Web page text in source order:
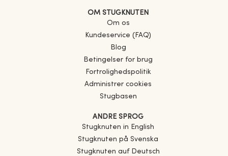
OM STUGKNUTEN
Om os
Kundeservice (FAQ)
Blog
Betingelser for brug
Fortrolighedspolitik
Administrer cookies
Stugbasen
ANDRE SPROG
Stugknuten in English
Stugknuten på Svenska
Stugknuten auf Deutsch